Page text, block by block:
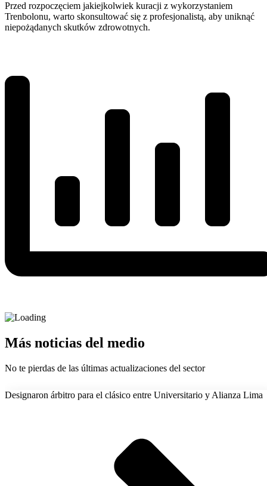
Przed rozpoczęciem jakiejkolwiek kuracji z wykorzystaniem
Trenbolonu, warto skonsultować się z profesjonalistą, aby uniknąć
niepożądanych skutków zdrowotnych.
Más noticias del medio
No te pierdas de las últimas actualizaciones del sector
Designaron árbitro para el clásico entre Universitario y Alianza Lima